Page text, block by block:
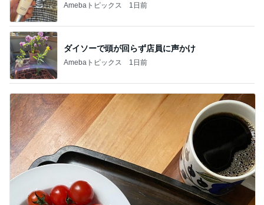
Amebaトピックス 1日前
ダイソーで頭が回らず店員に声かけ
Amebaトピックス 1日前